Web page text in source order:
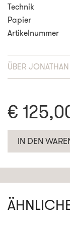
Technik
Papier
Artikelnummer
ÜBER
€
IN DEN